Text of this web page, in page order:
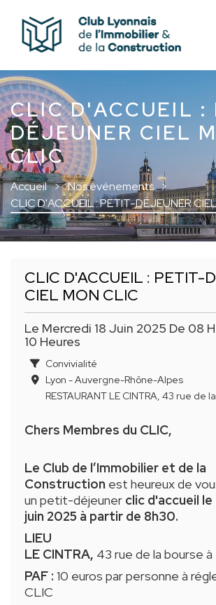
CLIC D'ACCUEIL :
DÉJEUNER CIEL
CLIC
Accueil
Nos événements
CLIC D'ACCUEIL : PETIT-DÉJEUNER
CLIC D'ACCUEIL : PETIT-
CIEL MON CLIC
Le Mercredi 18 Juin 2025 De 08
10 Heures
Convivialité
Lyon - Auvergne-Rhône-Alpes
RESTAURANT LE CINTRA, 43 rue de
Chers Membres du CLIC,
Le Club de l’Immobilier et de la
Construction est heureux de
un petit-déjeuner clic d'accueil le
juin 2025 à partir de 8h30.
LIEU
LE CINTRA, 43 rue de la bourse
PAF : 10 euros par personne à
CLIC